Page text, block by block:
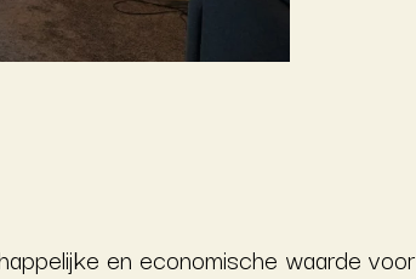
en economische waarde voor